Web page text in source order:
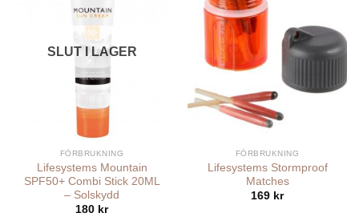
SLUT I LAGER
FÖRBRUKNING
Lifesystems Mountain
SPF50+ Combi Stick 20ML
– Solskydd
180 kr
FÖRBRUKNING
Lifesystems Stormproof
Matches
169 kr